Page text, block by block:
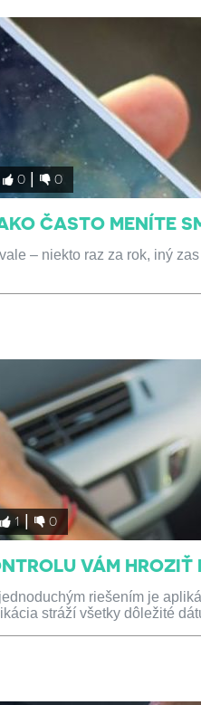
0 0
ČASTO MENÍTE
– niekto raz za rok, iný
1 0
VÁM HROZIŤ
riešením je
stráží všetky dôležité